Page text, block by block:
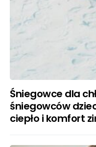
Śniegowce dla
śniegowców
ciepło i komfort